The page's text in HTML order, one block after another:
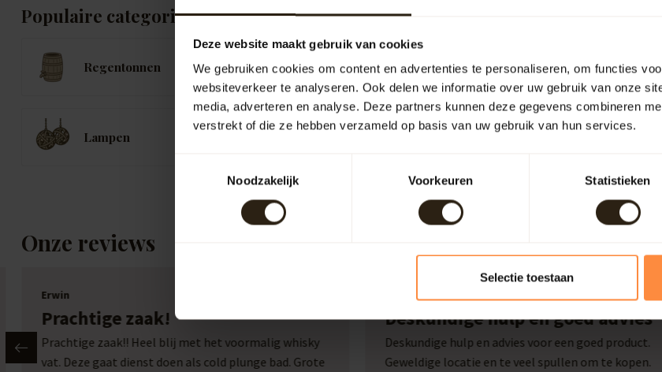
Deze website maakt gebruik van cookies
We gebruiken cookies om content en advertenties te personaliseren, om functies
websiteverkeer te analyseren. Ook delen we informatie over uw gebruik van onze
media, adverteren en analyse. Deze partners kunnen deze gegevens combineren
verstrekt of die ze hebben verzameld op basis van uw gebruik van hun services.
Noodzakelijk
Voorkeuren Statistieken
Selectie toestaan
Populaire categorieën
Regentonnen Kuipen Outdoor
Lampen BarrelCave® &
Onze reviews
Erwin
Prachtige zaak!
Prachtige zaak!! Heel blij met het voormalig whisky
vat. Deze gaat dienst doen als cold plunge bad. Grote
Marcel Beckers
Deskundige hulp en goed advies
Deskundige hulp en advies voor een goed product.
Geweldige locatie en te veel spullen om te kopen.